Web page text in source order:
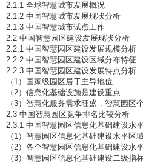
2.1.1 全球智慧城市发展概况
2.1.2 中国智慧城市发展现状分析
2.1.3 中国智慧城市试点工作
2.2 中国智慧园区建设发展现状分析
2.2.1 中国智慧园区建设发展规模分析
2.2.2 中国智慧园区建设区域分布特征
2.2.3 中国智慧园区建设发展特点分析
（1）国家级园区居于主导地位
（2）信息化基础设施是建设重点
（3）智慧化服务需求旺盛，智慧园区
2.3 中国智慧园区竞争排名比较分析
2.3.1 中国智慧园区信息化基础建设水
（1）智慧园区信息化基础建设水平区
（2）各个智慧园区信息化基础建设水
（3）智慧园区信息化基础建设二级指